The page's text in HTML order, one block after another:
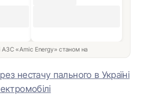
АЗС «Amic Energy» станом на
нестачу пального в Україні